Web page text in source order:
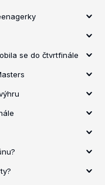
se do čtvrtfinále